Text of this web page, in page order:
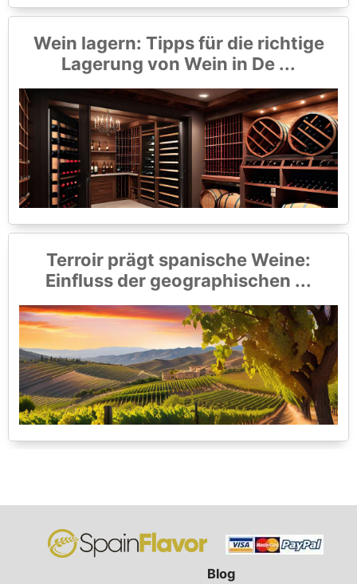
Wein lagern: Tipps für die richtige
Lagerung von Wein in De ...
Terroir prägt spanische Weine:
Einfluss der geographischen ...
Blog